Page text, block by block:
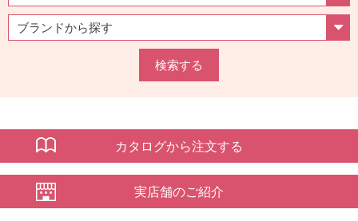
検索する
カタログから注文する
実店舗のご紹介